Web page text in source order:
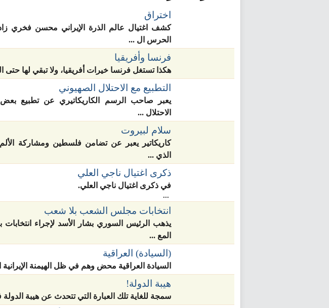
اختراق
كشف اغتيال عالم الذرة الإيراني محسن فخري
الحرس ال ...
فرنسا وأفريقيا
هكذا تستغل فرنسا خيرات أفريقيا، ولا تبقي لها حتى
التطبيع مع الاحتلال الصهيوني
يعبر صاحب الرسم الكاريكاتيري عن تطبيع بعض
الاحتلال ...
سلام لبيروت
كاريكاتير يعبر عن تضامن فلسطين ومشاركة الألم
الذي ...
ذكرى اغتيال ناجي العلي
في ذكرى اغتيال ناجي العلي.
...
انتخابات مجلس الشعب بلا شعب
يذهب الرئيس السوري بشار الأسد لإجراء
المع ...
(السيادة) العراقية
السيادة العراقية محض وهم في ظل الهيمنة الإيرانية
هيبة الدولة!
سمجة للغاية تلك العبارة التي تتحدث عن هيبة